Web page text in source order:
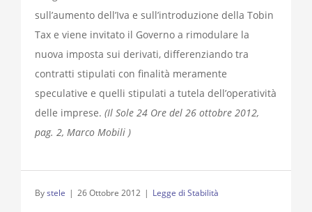
sull’aumento dell’Iva e sull’introduzione della Tobin
Tax e viene invitato il Governo a rimodulare la
nuova imposta sui derivati, differenziando tra
contratti stipulati con finalità meramente
speculative e quelli stipulati a tutela dell’operatività
delle imprese. (Il Sole 24 Ore del 26 ottobre 2012,
pag. 2, Marco Mobili )
Bystele | 26 Ottobre 2012 | Legge di Stabilità